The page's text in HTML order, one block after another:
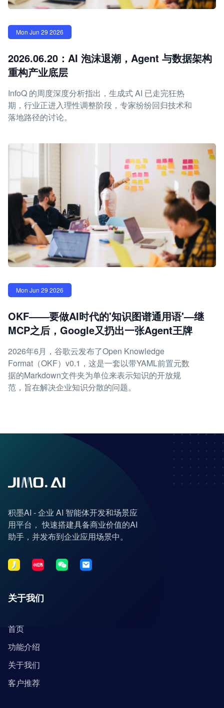
Mon Jun 29 2026
2026.06.20：AI 泡沫退潮，Agent 与数据架构
重构产业底层
InfoQ 的周度深度分析指出，生成式 AI 已走完狂热
期，行业正进入理性调整阶段，专家纷纷回归技术和
落地路径的讨论。
Mon Jun 29 2026
OKF——要做AI时代的'知识图谱通用语'—继
MCP之后，Google又扔出一张Agent王牌
2026年6月，谷歌云发布了Open Knowledge
Format（OKF）v0.1，这是一套以带YAML前置元数
据的Markdown文件夹为单位来表示知识的开放规
范，旨在解决企业知识分散的问题。
积墨AI - 企业 AI 智能体开发和场景应
用平台， 快速搭建具备商业价值的AI
助手，并发布到企业应用场景中。
关于我们
首页
功能介绍
关于我们
客户推荐